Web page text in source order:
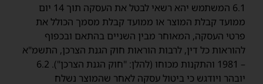
6.1 המשתמש יהא רשאי לבטל את העסקה תוך 14 יום
ממועד קבלת המוצר או ממועד קבלת מסמך הכולל את
פרטי העסקה, המאוחר מבין השניים בהתאם ובכפוף
להוראות כל דין, לרבות הוראות חוק הגנת הצרכן, התשמ"א
– 1981 והתקנות מכוחו (להלן: "חוק הגנת הצרכן"). 6.2
יובהר ויודגש כי ביטול עסקה לאחר שהמוצר נשלח